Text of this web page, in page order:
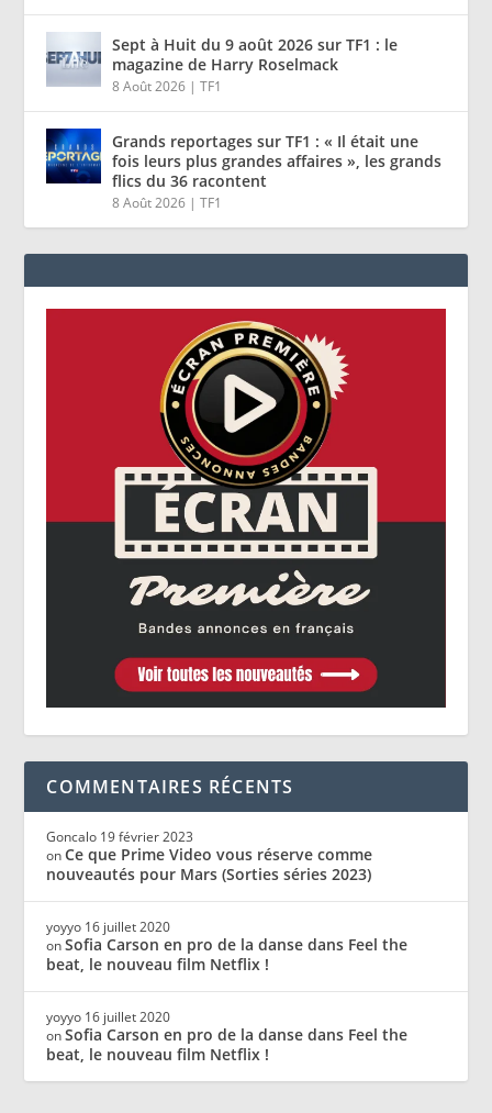
Sept à Huit du 9 août 2026 sur TF1 : le
magazine de Harry Roselmack
8 Août 2026 |TF1
Grands reportages sur TF1 : « Il était une
fois leurs plus grandes affaires », les grands
flics du 36 racontent
8 Août 2026 |TF1
COMMENTAIRES RÉCENTS
Goncalo 19 février 2023
onCe que Prime Video vous réserve comme
nouveautés pour Mars (Sorties séries 2023)
yoyyo 16 juillet 2020
onSofia Carson en pro de la danse dans Feel the
beat, le nouveau film Netflix !
yoyyo 16 juillet 2020
onSofia Carson en pro de la danse dans Feel the
beat, le nouveau film Netflix !